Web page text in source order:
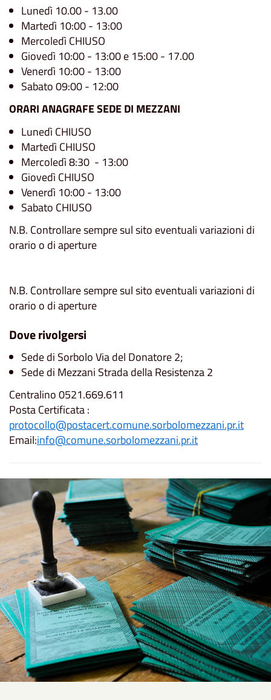
Lunedì 10.00 - 13.00
Martedì 10:00 - 13:00
Mercoledì CHIUSO
Giovedì 10:00 - 13:00 e 15:00 - 17.00
Venerdì 10:00 - 13:00
Sabato 09:00 - 12:00
ORARI ANAGRAFE SEDE DI MEZZANI
Lunedì CHIUSO
Martedì CHIUSO
Mercoledì 8:30 - 13:00
Giovedì CHIUSO
Venerdì 10:00 - 13:00
Sabato CHIUSO
N.B. Controllare sempre sul sito eventuali variazioni di
orario o di aperture
N.B. Controllare sempre sul sito eventuali variazioni di
orario o di aperture
Dove rivolgersi
Sede di Sorbolo Via del Donatore 2;
Sede di Mezzani Strada della Resistenza 2
Centralino 0521.669.611
Posta Certificata :
protocollo@postacert.comune.sorbolomezzani.pr.it
Email:info@comune.sorbolomezzani.pr.it